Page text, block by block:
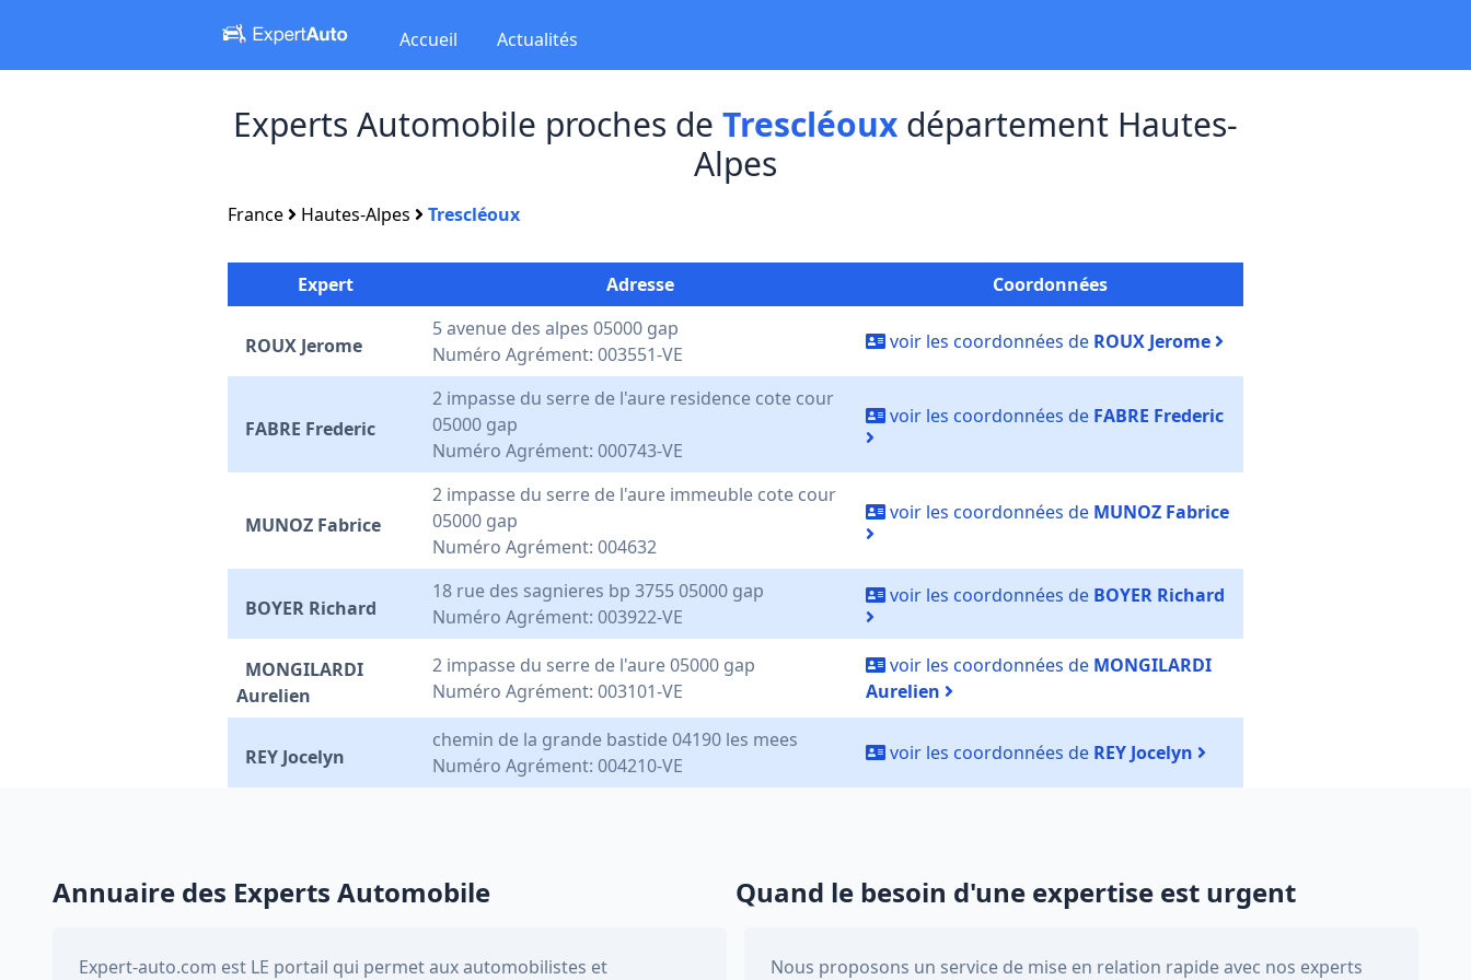
Accueil Actualités
Experts Automobile proches de Trescléoux département Hautes-
Alpes
France Hautes-Alpes Trescléoux
Expert Adresse Coordonnées
ROUX Jerome
5 avenue des alpes 05000 gap
Numéro Agrément: 003551-VE
voir les coordonnées de ROUX Jerome
FABRE Frederic
2 impasse du serre de l'aure residence cote cour
05000 gap
Numéro Agrément: 000743-VE
voir les coordonnées de FABRE Frederic
MUNOZ Fabrice
2 impasse du serre de l'aure immeuble cote cour
05000 gap
Numéro Agrément: 004632
voir les coordonnées de MUNOZ Fabrice
BOYER Richard
18 rue des sagnieres bp 3755 05000 gap
Numéro Agrément: 003922-VE
voir les coordonnées de BOYER Richard
MONGILARDI
Aurelien
2 impasse du serre de l'aure 05000 gap
Numéro Agrément: 003101-VE
voir les coordonnées de MONGILARDI
Aurelien
REY Jocelyn
chemin de la grande bastide 04190 les mees
Numéro Agrément: 004210-VE
voir les coordonnées de REY Jocelyn
Annuaire des Experts Automobile
Expert-auto.com est LE portail qui permet aux automobilistes et
Quand le besoin d'une expertise est urgent
Nous proposons un service de mise en relation rapide avec nos experts